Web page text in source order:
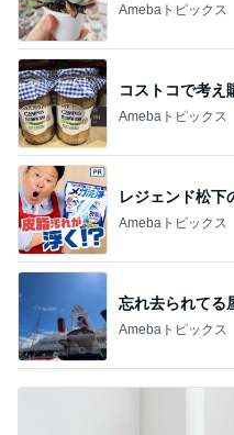
Amebaトピックス
コストコで考え
Amebaトピックス
レジェンド松下
Amebaトピックス
忘れ去られてる
Amebaトピックス